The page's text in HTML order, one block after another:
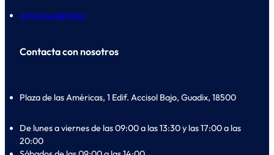
Artículos del blog
Contacta con nosotros
Plaza de las Américas, 1 Edif. Accisol Bajo, Guadix, 18500
De lunes a viernes de las 09:00 a las 13:30 y las 17:00 a las
20:00